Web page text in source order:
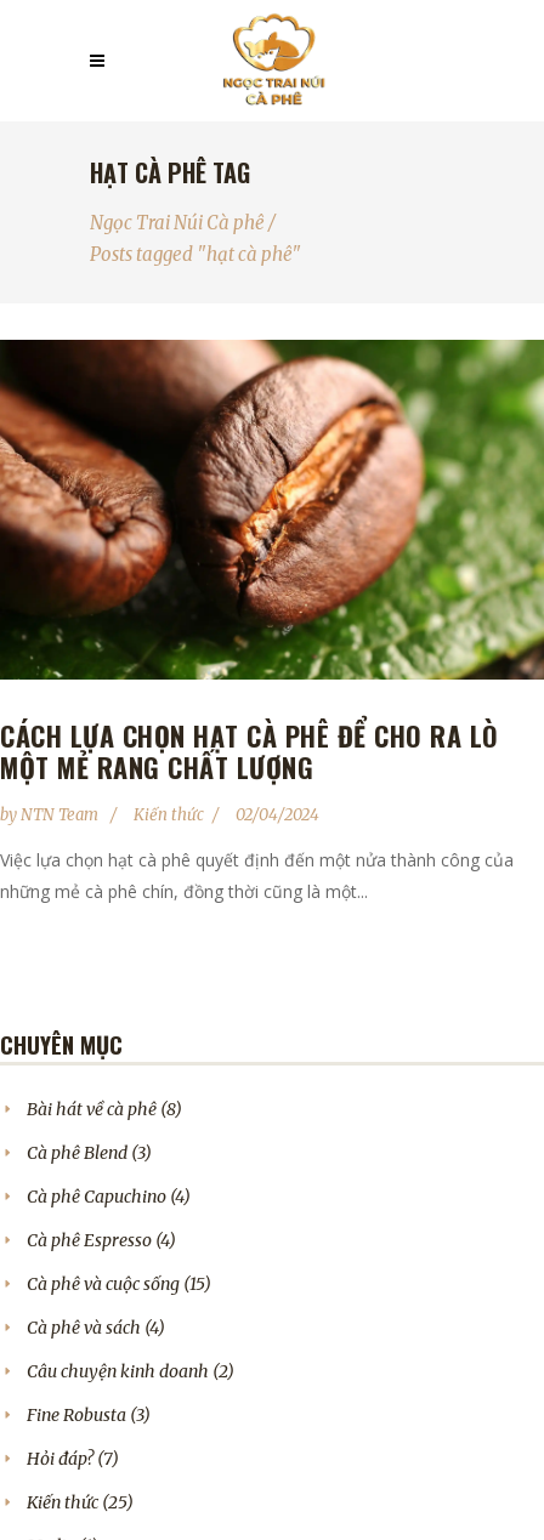
HẠT CÀ PHÊ TAG
Ngọc Trai Núi Cà phê /
Posts tagged "hạt cà phê"
CÁCH LỰA CHỌN HẠT CÀ PHÊ ĐỂ CHO RA LÒ
MỘT MẺ RANG CHẤT LƯỢNG
byNTN Team Kiến thức 02/04/2024
Việc lựa chọn hạt cà phê quyết định đến một nửa thành công của
những mẻ cà phê chín, đồng thời cũng là một...
CHUYÊN MỤC
Bài hát về cà phê (8)
Cà phê Blend (3)
Cà phê Capuchino (4)
Cà phê Espresso (4)
Cà phê và cuộc sống (15)
Cà phê và sách (4)
Câu chuyện kinh doanh (2)
Fine Robusta (3)
Hỏi đáp?(7)
Kiến thức (25)